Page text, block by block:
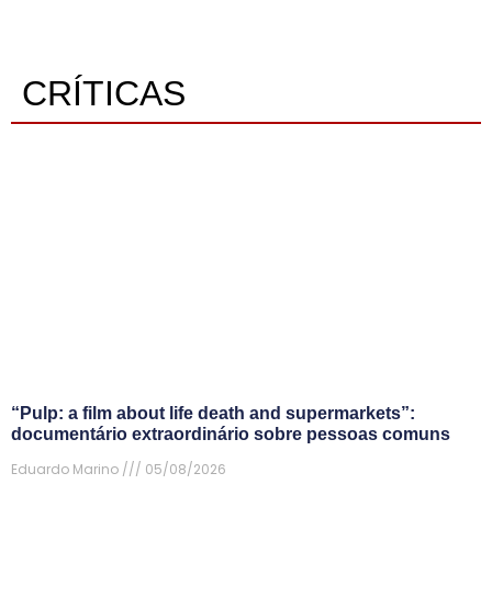
CRÍTICAS
“Pulp: a film about life death and supermarkets”:
documentário extraordinário sobre pessoas comuns
Eduardo Marino
05/08/2026